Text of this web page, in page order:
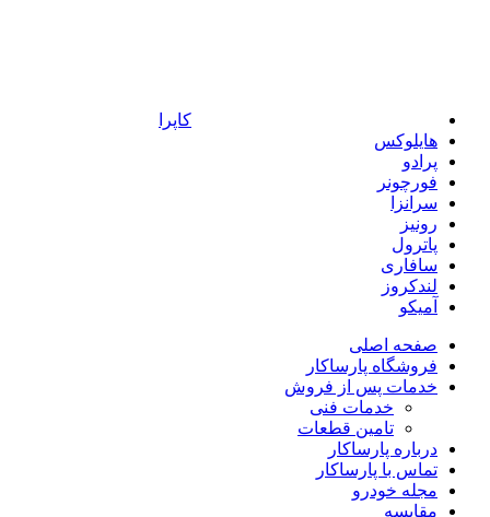
کاپرا
هایلوکس
پرادو
فورچونر
سرانزا
رونیز
پاترول
سافاری
لندکروز
آمیکو
صفحه اصلی
فروشگاه پارساکار
خدمات پس از فروش
خدمات فنی
تامین قطعات
درباره پارساکار
تماس با پارساکار
مجله خودرو
مقایسه